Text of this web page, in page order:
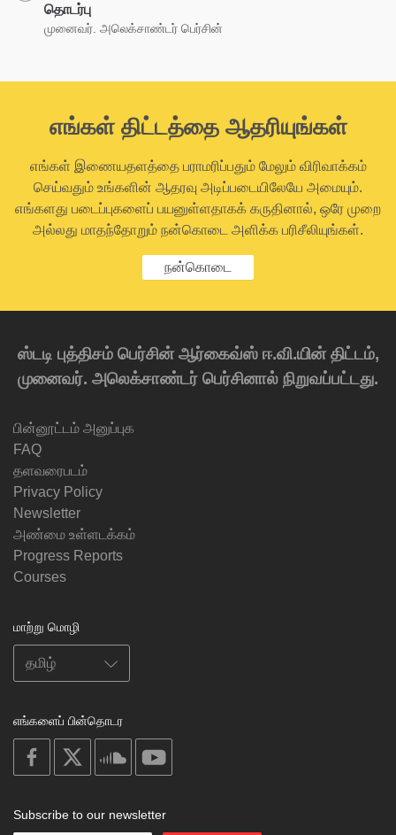
தொடர்பு
முனைவர். அலெக்சாண்டர் பெர்சின்
எங்கள் திட்டத்தை ஆதரியுங்கள்
எங்கள் இணையதளத்தை பராமரிப்பதும் மேலும் விரிவாக்கம்
செய்வதும் உங்களின் ஆதரவு அடிப்படையிலேயே அமையும்.
எங்களது படைப்புகளைப் பயனுள்ளதாகக் கருதினால், ஒரே முறை
அல்லது மாதந்தோறும் நன்கொடை அளிக்க பரிசீலியுங்கள்.
நன்கொடை
ஸ்டடி புத்திசம் பெர்சின் ஆர்கைவ்ஸ் ஈ.வி.யின் திட்டம்,
முனைவர். அலெக்சாண்டர் பெர்சினால் நிறுவப்பட்டது.
பின்னூட்டம் அனுப்புக
FAQ
தளவரைபடம்
Privacy Policy
Newsletter
அண்மை உள்ளடக்கம்
Progress Reports
Courses
மாற்று மொழி
எங்களைப் பின்தொடர
on
facebook
soundcloud
Subscribe to our newsletter